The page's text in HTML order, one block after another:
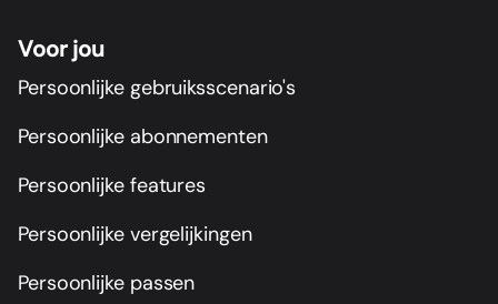
Voor jou
Persoonlijke gebruiksscenario's
Persoonlijke abonnementen
Persoonlijke features
Persoonlijke vergelijkingen
Persoonlijke passen